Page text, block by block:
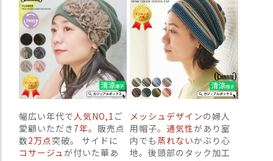
幅広い年代で人気NO,1 ご
愛顧いただき 7年。販売点
数2万点突破。 サイドに
コサージュが付いた華あ
メッシュデザインの婦人
用帽子。 通気性があり室
内でも蒸れないかぶり心
地。後頭部のタック加工